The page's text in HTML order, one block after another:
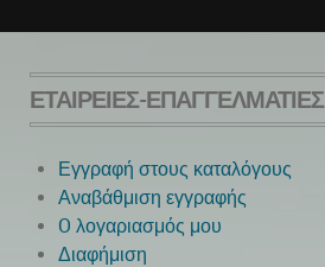
Next
ΕΤΑΙΡΕΊΕΣ-ΕΠΑΓΓΕΛΜΑΤΊΕΣ
Εγγραφή στους καταλόγους
Αναβάθμιση εγγραφής
O λογαριασμός μου
Διαφήμιση